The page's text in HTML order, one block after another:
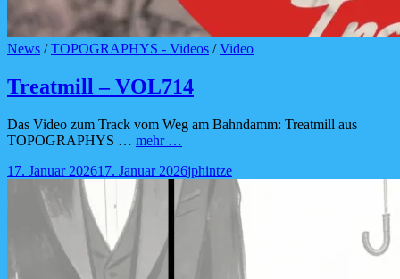
Cat
News /TOPOGRAPHYS - Videos /Video
Treatmill – VOL714
Das Video zum Track vom Weg am Bahndamm: Treatmill aus
TOPOGRAPHYS … mehr …
VOL714
Posted-
17. Januar 202617. Januar 2026By
Byline
jphintze